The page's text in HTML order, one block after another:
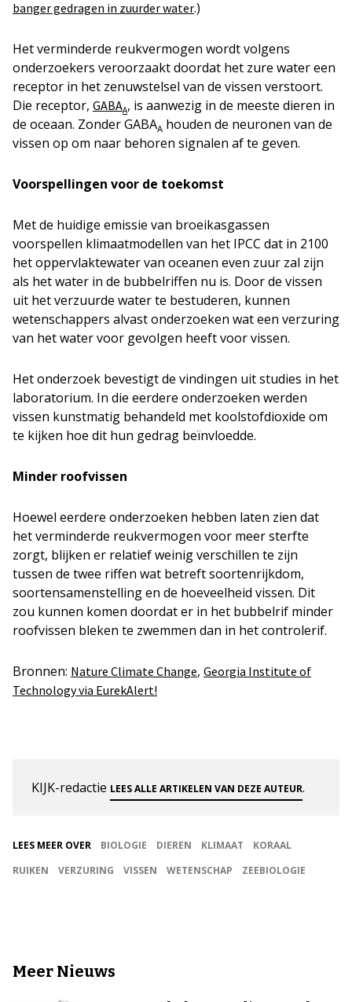
banger gedragen in zuurder water.)
Het verminderde reukvermogen wordt volgens
onderzoekers veroorzaakt doordat het zure water een
receptor in het zenuwstelsel van de vissen verstoort.
Die receptor, GABAA, is aanwezig in de meeste dieren in
de oceaan. Zonder GABAA houden de neuronen van de
vissen op om naar behoren signalen af te geven.
Voorspellingen voor de toekomst
Met de huidige emissie van broeikasgassen
voorspellen klimaatmodellen van het IPCC dat in 2100
het oppervlaktewater van oceanen even zuur zal zijn
als het water in de bubbelriffen nu is. Door de vissen
uit het verzuurde water te bestuderen, kunnen
wetenschappers alvast onderzoeken wat een verzuring
van het water voor gevolgen heeft voor vissen.
Het onderzoek bevestigt de vindingen uit studies in het
laboratorium. In die eerdere onderzoeken werden
vissen kunstmatig behandeld met koolstofdioxide om
te kijken hoe dit hun gedrag beïnvloedde.
Minder roofvissen
Hoewel eerdere onderzoeken hebben laten zien dat
het verminderde reukvermogen voor meer sterfte
zorgt, blijken er relatief weinig verschillen te zijn
tussen de twee riffen wat betreft soortenrijkdom,
soortensamenstelling en de hoeveelheid vissen. Dit
zou kunnen komen doordat er in het bubbelrif minder
roofvissen bleken te zwemmen dan in het controlerif.
Bronnen: Nature Climate Change, Georgia Institute of
Technology via EurekAlert!
KIJK-redactie LEES ALLE ARTIKELEN VAN DEZE AUTEUR.
LEES MEER OVER BIOLOGIE DIEREN KLIMAAT
KORAAL
RUIKEN
VERZURING VISSEN WETENSCHAP ZEEBIOLOGIE
Meer Nieuws